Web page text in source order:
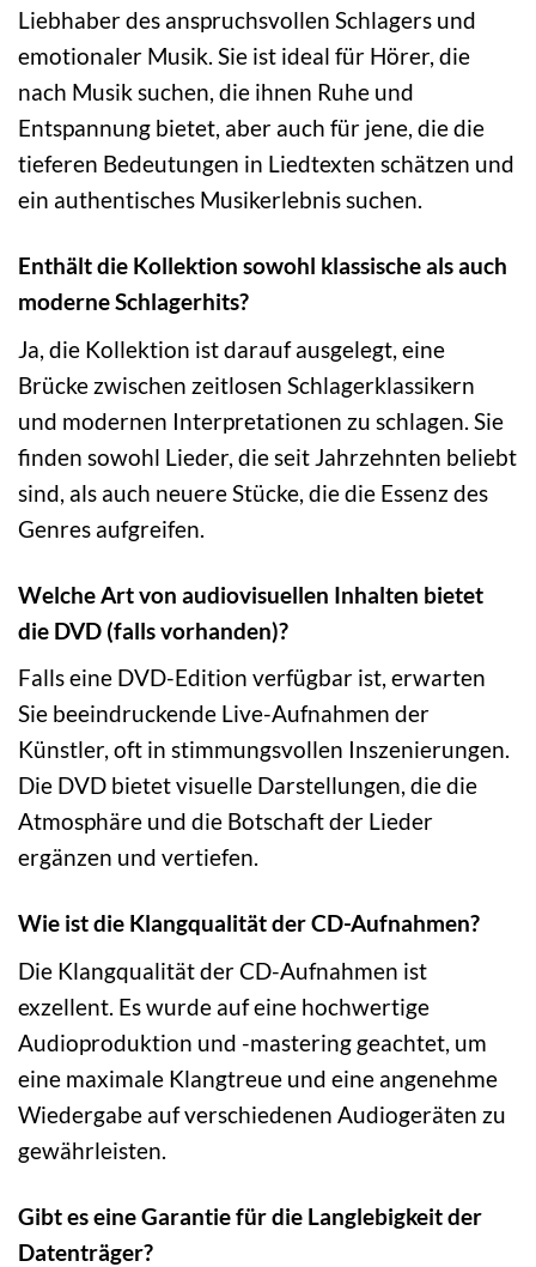
Liebhaber des anspruchsvollen Schlagers und
emotionaler Musik. Sie ist ideal für Hörer, die
nach Musik suchen, die ihnen Ruhe und
Entspannung bietet, aber auch für jene, die die
tieferen Bedeutungen in Liedtexten schätzen und
ein authentisches Musikerlebnis suchen.
Enthält die Kollektion sowohl klassische als auch
moderne Schlagerhits?
Ja, die Kollektion ist darauf ausgelegt, eine
Brücke zwischen zeitlosen Schlagerklassikern
und modernen Interpretationen zu schlagen. Sie
finden sowohl Lieder, die seit Jahrzehnten beliebt
sind, als auch neuere Stücke, die die Essenz des
Genres aufgreifen.
Welche Art von audiovisuellen Inhalten bietet
die DVD (falls vorhanden)?
Falls eine DVD-Edition verfügbar ist, erwarten
Sie beeindruckende Live-Aufnahmen der
Künstler, oft in stimmungsvollen Inszenierungen.
Die DVD bietet visuelle Darstellungen, die die
Atmosphäre und die Botschaft der Lieder
ergänzen und vertiefen.
Wie ist die Klangqualität der CD-Aufnahmen?
Die Klangqualität der CD-Aufnahmen ist
exzellent. Es wurde auf eine hochwertige
Audioproduktion und -mastering geachtet, um
eine maximale Klangtreue und eine angenehme
Wiedergabe auf verschiedenen Audiogeräten zu
gewährleisten.
Gibt es eine Garantie für die Langlebigkeit der
Datenträger?